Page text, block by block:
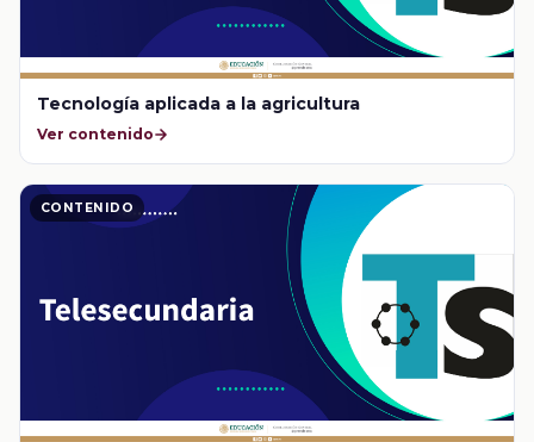
Tecnología aplicada a la agricultura
Ver contenido
CONTENIDO